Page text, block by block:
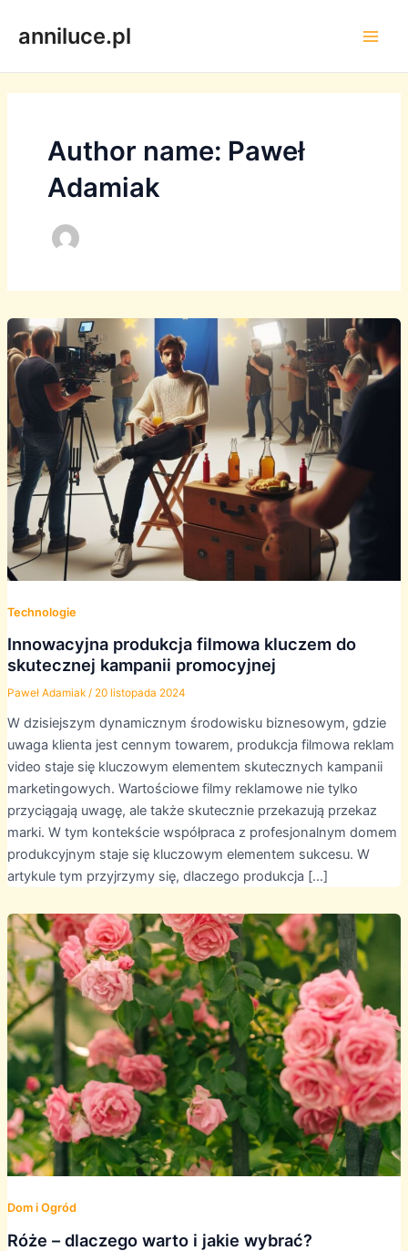
anniluce.pl
Author name: Paweł
Adamiak
Technologie
Innowacyjna produkcja filmowa kluczem do
skutecznej kampanii promocyjnej
Paweł Adamiak / 20 listopada 2024
W dzisiejszym dynamicznym środowisku biznesowym, gdzie
uwaga klienta jest cennym towarem, produkcja filmowa reklam
video staje się kluczowym elementem skutecznych kampanii
marketingowych. Wartościowe filmy reklamowe nie tylko
przyciągają uwagę, ale także skutecznie przekazują przekaz
marki. W tym kontekście współpraca z profesjonalnym domem
produkcyjnym staje się kluczowym elementem sukcesu. W
artykule tym przyjrzymy się, dlaczego produkcja […]
Dom i Ogród
Róże – dlaczego warto i jakie wybrać?